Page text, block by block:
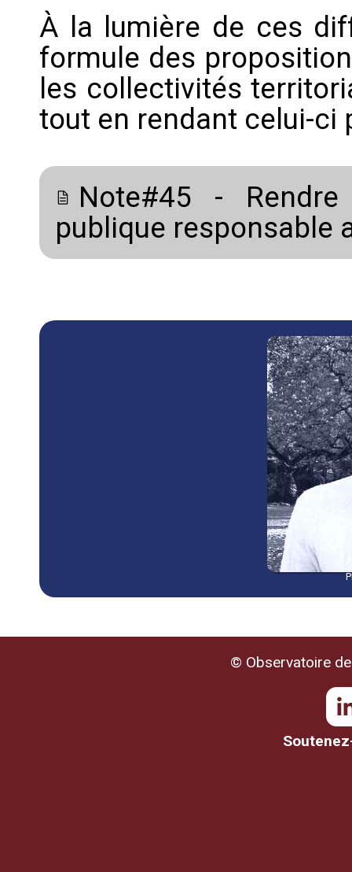
À la lumière de ces
formule des
les collectivités
tout en rendant celui-ci
Note#45 -
publique responsable
© Observatoire